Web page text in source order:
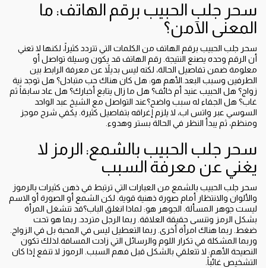
سحر جلب الحبيب برقم الهاتف: ما
المعنى الآمن؟
سحر جلب الحبيب برقم الهاتف من الكلمات التي تتردد كثيراً، لكنها لا تعني
أن الرقم وحده يصنع النتيجة. رقم الهاتف قد يكون وسيلة تواصل أو
معلومة ضمن تفاصيل الحالة، لكنه ليس بديلاً عن معرفة الرابط بين
الطرفين وسبب البعد.الأهم هو: هل كان هناك حب متبادل؟ هل توجد نية
زواج؟ هل الحبيب عنيد أم خائف؟ هل ما زال يتابع أخبارك؟ هل عاد سابقاً ثم
غاب؟ هل الجفاء له سبب واضح؟عند التواصل مع الشيخ عبد الواحد
السوسي عبر واتس اب، لا يلزم إغراقه بتفاصيل كثيرة. يكفي شرح موجز
ومنظم، ثم يبدأ النظر في الحالة بستر وهدوء.
سحر جلب الحبيب بالشمع: الرمز لا
يغني عن معرفة السبب
سحر جلب الحبيب بالشمع من العبارات التي ترتبط في ذهن كثيرات بالرموز
والألوان والانتظار أمام صورة ذهنية قوية. لكن الشمع أو الصورة أو الاسم
ليست جوهر المسألة. الجوهر هو: لماذا انغلق الباب؟قد تنشغل المرأة
بشكل الرمز وتنسى حقيقة العلاقة. ربما الرجل متردد. ربما هو تحت
ضغط. ربما هناك امرأة أخرى. ربما التعطيل ليس في المحبة بل في الزواج.
وربما المشكلة في تكرار اللوم والرسائل التي زادت المسافة.لذلك تكون
النصيحة الأهم: لا تتعلقي بالشكل قبل فهم السبب. الرموز لا تنفع إذا كان
التشخيص غائباً.